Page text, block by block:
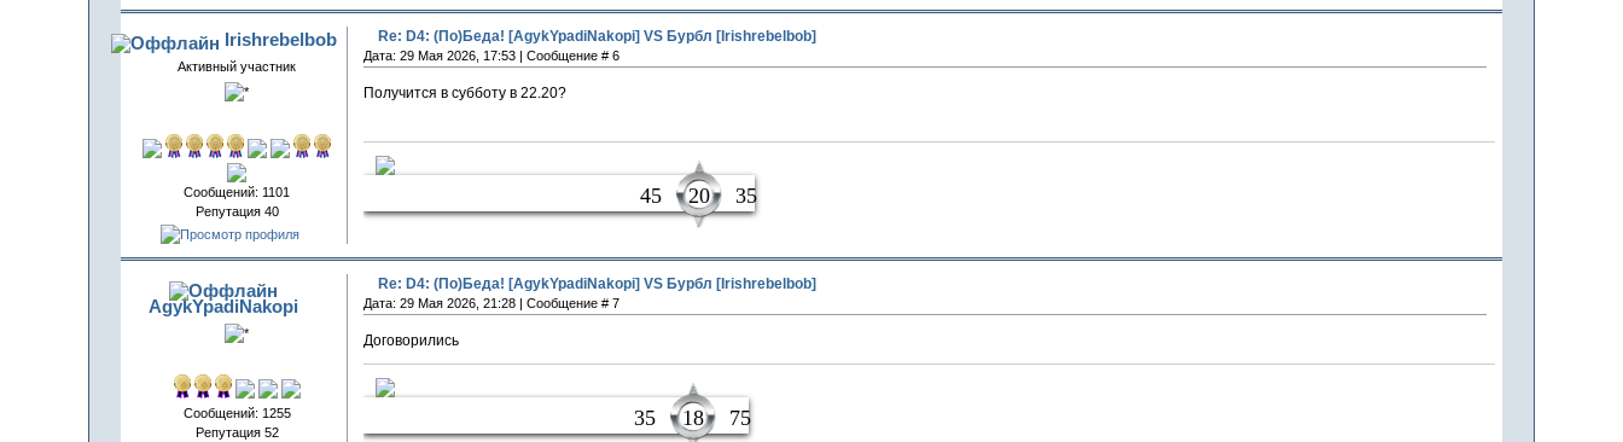
Irishrebelbob
Активный участник
Сообщений: 1101
Репутация 40
Re: D4: (По)Беда! [AgykYpadiNakopi] VS Бурбл [Irishrebelbob]
Дата: 29 Мая 2026, 17:53 | Сообщение # 6
Получится в субботу в 22.20?
35
20
45
AgykYpadiNakopi
Сообщений: 1255
Репутация 52
Re: D4: (По)Беда! [AgykYpadiNakopi] VS Бурбл [Irishrebelbob]
Дата: 29 Мая 2026, 21:28 | Сообщение # 7
Договорились
75
18
35